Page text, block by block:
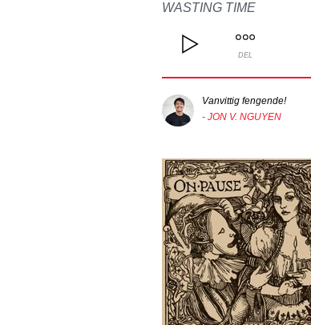
WASTING TIME
DEL
Vanvittig fengende!
- JON V. NGUYEN